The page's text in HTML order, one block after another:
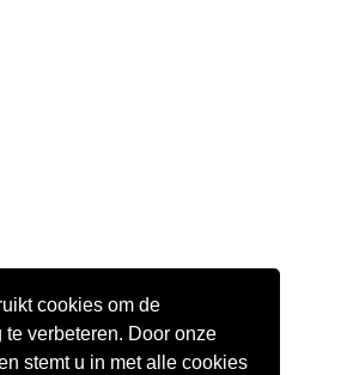
cookies om de
verbeteren. Door onze
stemt u in met alle cookies